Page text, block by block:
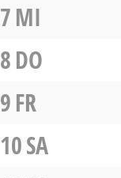
7MI
8DO
9FR
10SA